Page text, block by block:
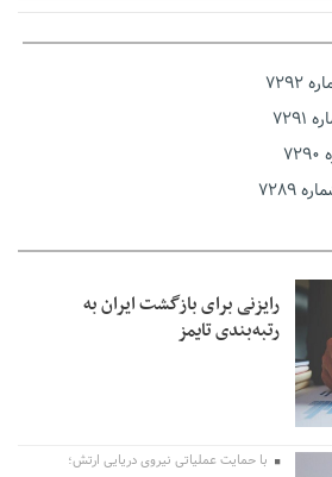
بر انتخابات شوراها: انتخابات در
یک حرفه نیست، یک نوع زندگیست»
جنگ نیازمند بازنگری است
ملی از دشواری‌های جنگ گذر کرد
رایزنی برای بازگشت ایران به
رتبه‌بندی تایمز
با حمایت عملیاتی نیروی دریایی ارتش؛